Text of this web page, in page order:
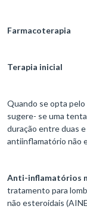
Farmacoterapia
Terapia inicial
Quando se opta
sugere- se uma
duração entre duas
antiinflamatório não
Anti-inflamatórios
tratamento para
não esteroidais